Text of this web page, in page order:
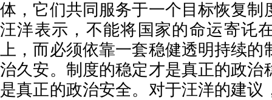
体，它们共同服务于一个目标恢复制
汪洋表示，不能将国家的命运寄讬
上，而必须依靠一套稳健透明持续的
治久安。制度的稳定才是真正的政治
是真正的政治安全。对于汪洋的建议